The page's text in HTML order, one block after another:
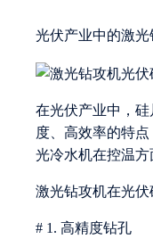
光伏产业中的激
在光伏产业中，
度、高效率的特
光冷水机在控温方
激光钻攻机在光
# 1. 高精度钻孔